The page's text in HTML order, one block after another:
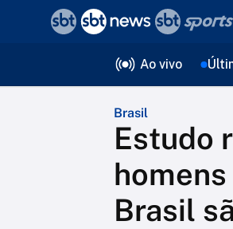
Ao vivo
Brasil
Estudo
Brasil
voltar
Editorias